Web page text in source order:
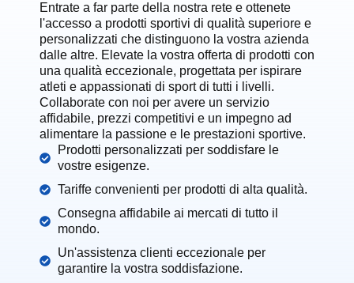
Entrate a far parte della nostra rete e ottenete
l'accesso a prodotti sportivi di qualità superiore e
personalizzati che distinguono la vostra azienda
dalle altre. Elevate la vostra offerta di prodotti con
una qualità eccezionale, progettata per ispirare
atleti e appassionati di sport di tutti i livelli.
Collaborate con noi per avere un servizio
affidabile, prezzi competitivi e un impegno ad
alimentare la passione e le prestazioni sportive.
Prodotti personalizzati per soddisfare le
vostre esigenze.
Tariffe convenienti per prodotti di alta qualità.
Consegna affidabile ai mercati di tutto il
mondo.
Un'assistenza clienti eccezionale per
garantire la vostra soddisfazione.